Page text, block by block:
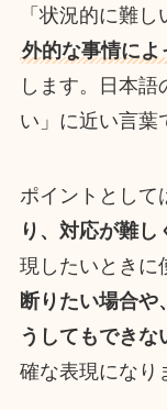
「状況的に難
外的な事情に
します。日本語
い」に近い言葉
ポイントとして
り、対応が難し
現したいときに
断りたい場合や
うしてもできな
確な表現になり